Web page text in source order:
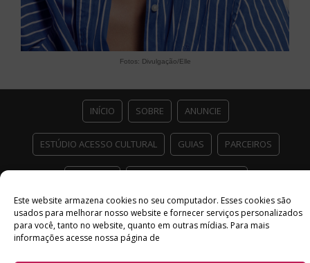
Este website armazena cookies no seu computador. Esses cookies são
usados ​​para melhorar nosso website e fornecer serviços personalizados
para você, tanto no website, quanto em outras mídias. Para mais
informações acesse nossa página de
Fotos: Divulgação/Elle
INÍCIO SOBRE ANUNCIE
ESTÚDIO ACESSO CULTURAL GUIAS PARCEIROS
Facebook
TwitterInstagram
Youtube
Copyright 2026 Acesso Cultural - Arte, Cultura Pop e Entretenimento
Desenvolvido por